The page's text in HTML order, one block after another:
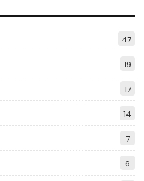
47
19
17
14
7
6